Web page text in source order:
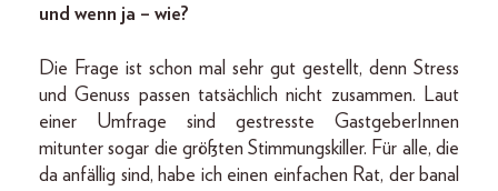
und wenn ja – wie?
Die Frage ist schon mal sehr gut gestellt, denn Stress
und Genuss passen tatsächlich nicht zusammen. Laut
einer Umfrage sind gestresste GastgeberInnen
mitunter sogar die größten Stimmungskiller. Für alle, die
da anfällig sind, habe ich einen einfachen Rat, der banal